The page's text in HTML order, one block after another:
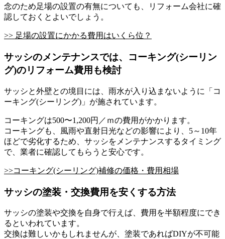
念のため足場の設置の有無についても、リフォーム会社に確
認しておくとよいでしょう。
>> 足場の設置にかかる費用はいくら位？
サッシのメンテナンスでは、コーキング(シーリン
グ)のリフォーム費用も検討
サッシと外壁との境目には、雨水が入り込まないように「コ
ーキング(シーリング)」が施されています。
コーキングは500〜1,200円／ｍの費用がかかります。
コーキングも、風雨や直射日光などの影響により、5～10年
ほどで劣化するため、サッシをメンテナンスするタイミング
で、業者に確認してもらうと安心です。
>>コーキング(シーリング)補修の価格・費用相場
サッシの塗装・交換費用を安くする方法
サッシの塗装や交換を自身で行えば、費用を半額程度にでき
るといわれています。
交換は難しいかもしれませんが、塗装であればDIYが不可能